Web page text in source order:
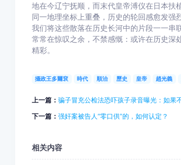
地在今辽宁抚顺，而末代皇帝溥仪在日本扶
同一地理坐标上重叠，历史的轮回感愈发强
我们将这些散落在历史长河中的片段一一串
常常在惊叹之余，不禁感慨：或许在历史深
精彩。
攝政王多爾袞 時代 順治 歷史 皇帝 趙光義
上一篇： 骗子冒充公检法恐吓孩子录音曝光：如果
下一篇： 强奸案被告人“零口供”的，如何认定？
相关内容